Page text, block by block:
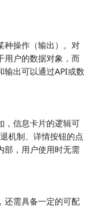
种操作（输出）。对
用户的数据对象，而
输出可以通过API或数
，信息卡片的逻辑可
机制、详情按钮的点
部，用户使用时无需
还需具备一定的可配